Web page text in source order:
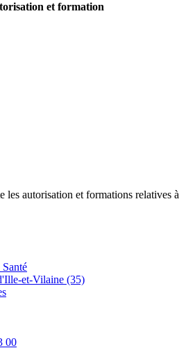
et formation
les autorisation et formations relatives à
et-Vilaine (35)
00